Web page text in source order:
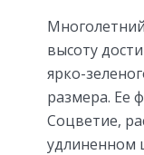
высоту
ярко-
размера. Ее
Соцветие,
удлиненном